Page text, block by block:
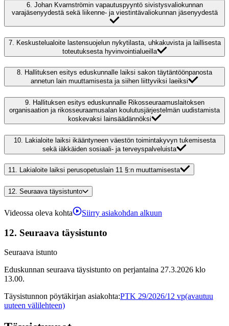
6. Johan Kvarnströmin vapautuspyyntö sivistysvaliokunnan
varajäsenyydestä sekä liikenne- ja viestintävaliokunnan jäsenyydestä
7. Keskustelualoite lastensuojelun nykytilasta, uhkakuvista ja laillisesta
toteutuksesta hyvinvointialueilla
8. Hallituksen esitys eduskunnalle laiksi sakon täytäntöönpanosta
annetun lain muuttamisesta ja siihen liittyviksi laeiksi
9. Hallituksen esitys eduskunnalle Rikosseuraamuslaitoksen
organisaation ja rikosseuraamusalan koulutusjärjestelmän uudistamista
koskevaksi lainsäädännöksi
10.
Lakialoite laiksi ikääntyneen väestön toimintakyvyn tukemisesta
sekä iäkkäiden sosiaali- ja terveyspalveluista
11. Lakialoite laiksi perusopetuslain 11 §:n muuttamisesta
12. Seuraava täysistunto
Videossa oleva kohta Siirry asiakohdan alkuun
12. Seuraava täysistunto
Seuraava istunto
Eduskunnan seuraava täysistunto on perjantaina 27.3.2026 klo
13.00.
Täysistunnon pöytäkirjan asiakohta:PTK 29/2026/12 vp(avautuu
uuteen välilehteen)